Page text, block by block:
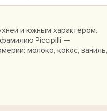
и южным характером.
фамилию Picciрilli —
молоко, кокос, ваниль,
аромат —